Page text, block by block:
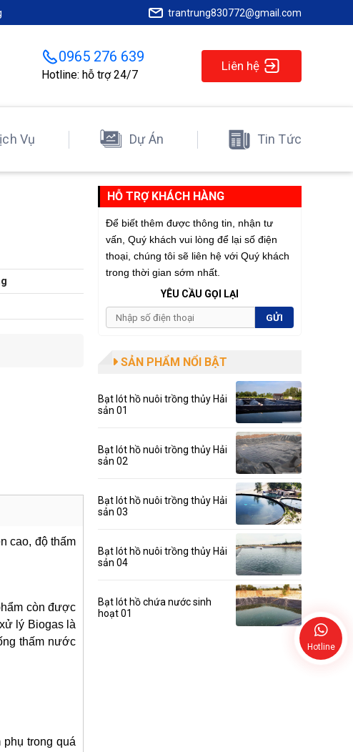
trantrung830772@gmail.com
0965 276 639
Hotline: hỗ trợ 24/7
Liên hệ
Vụ Dự Án Tin Tức
cao, độ thấm
còn được
lý Biogas là
thấm nước
trong quá
HỖ TRỢ KHÁCH HÀNG
Để biết thêm được thông tin, nhận tư
vấn, Quý khách vui lòng để lại số điện
thoại, chúng tôi sẽ liên hệ với Quý khách
trong thời gian sớm nhất.
YÊU CẦU GỌI LẠI
GỬI
SẢN PHẨM NỔI BẬT
Bạt lót hồ nuôi trồng thủy Hải
sản 01
Bạt lót hồ nuôi trồng thủy Hải
sản 02
Bạt lót hồ nuôi trồng thủy Hải
sản 03
Bạt lót hồ nuôi trồng thủy Hải
sản 04
Bạt lót hồ chứa nước sinh
hoạt 01
Hotline